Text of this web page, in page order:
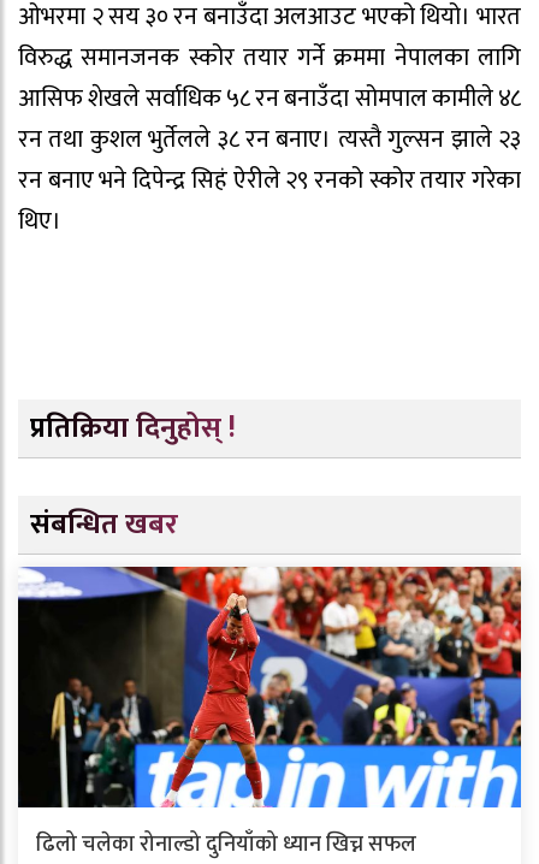
ओभरमा २ सय ३० रन बनाउँदा अलआउट भएको थियो। भारत
विरुद्ध समानजनक स्कोर तयार गर्ने क्रममा नेपालका लागि
आसिफ शेखले सर्वाधिक ५८ रन बनाउँदा सोमपाल कामीले ४८
रन तथा कुशल भुर्तेलले ३८ रन बनाए। त्यस्तै गुल्सन झाले २३
रन बनाए भने दिपेन्द्र सिहं ऐरीले २९ रनको स्कोर तयार गरेका
थिए।
प्रतिक्रिया दिनुहोस् !
संबन्धित खबर
ढिलो चलेका रोनाल्डो दुनियाँको ध्यान खिच्न सफल